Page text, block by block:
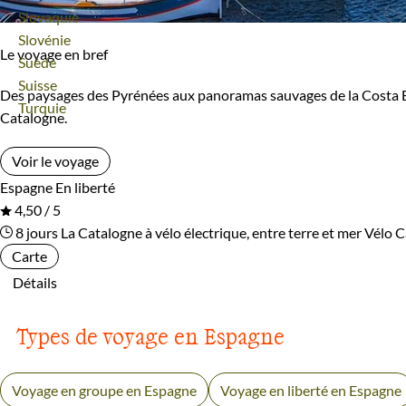
Voyage
Slovaquie
Voyage
Slovénie
Voyage
Suède
Voyage
Suisse
Voyage
Turquie
Le voyage en bref
Des paysages des Pyrénées aux panoramas sauvages de la
Catalogne.
Voir le voyage
Espagne En liberté
4,50 / 5
8 jours La Catalogne à vélo électrique, entre terre et merVélo
Carte
Détails
Types de voyage en Espagne
Voyage en groupe en Espagne Voyage en liberté en Espagne